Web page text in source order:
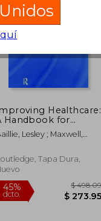
Healthcare:
Handbook for
(en
Lesley ; Maxwell,
Tapa Dura,